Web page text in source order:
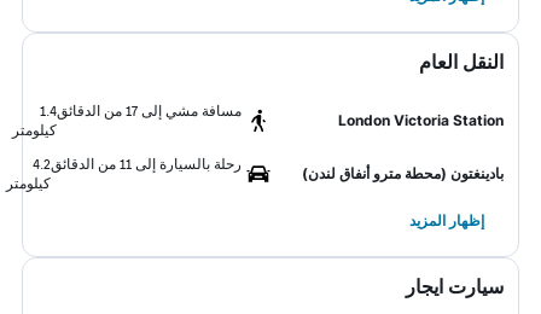
النقل العام
London Victoria Station
مسافة مشي إلى 17 من الدقائق
1.4
كيلومتر
بادينغتون (محطة مترو أنفاق لندن)
رحلة بالسيارة إلى 11 من الدقائق
4.2
كيلومتر
إظهار المزيد
سيارت ايجار